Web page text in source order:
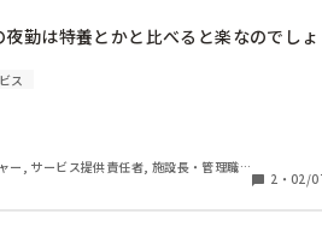
勤は特養とかと比べると楽なのでしょ
ス
ー, サービス提供責任者, 施設長・管理職,
2 ・ 02/